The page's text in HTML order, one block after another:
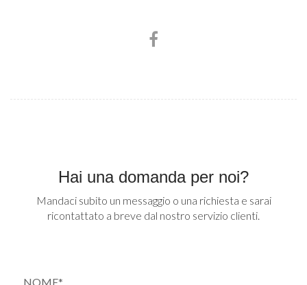
Hai una domanda per noi?
Mandaci subito un messaggio o una richiesta e sarai
ricontattato a breve dal nostro servizio clienti.
NOME*